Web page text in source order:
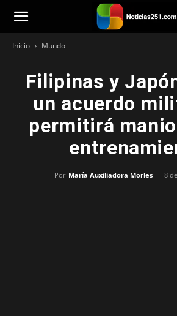
Noticias251
Inicio Mundo
Filipinas y
un acuerdo
permitirá
Por María Auxiliadora Morles - 8